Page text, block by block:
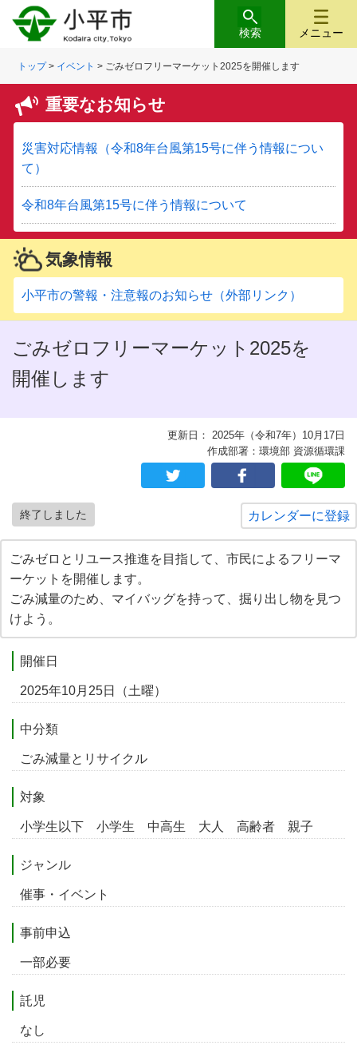
メニュー
検索
トップ> イベント > ごみゼロフリーマーケット2025を開催します
重要なお知らせ
災害対応情報（令和8年台風第15号に伴う情報につい
て）
令和8年台風第15号に伴う情報について
気象情報
小平市の警報・注意報のお知らせ（外部リンク）
ごみゼロフリーマーケット2025を
開催します
更新日： 2025年（令和7年）10月17日
作成部署：環境部 資源循環課
カレンダーに登録
終了しました
ごみゼロとリユース推進を目指して、市民によるフリーマ
ーケットを開催します。
ごみ減量のため、マイバッグを持って、掘り出し物を見つ
けよう。
開催日
2025年10月25日（土曜）
中分類
ごみ減量とリサイクル
対象
小学生以下 小学生 中高生 大人 高齢者 親子
ジャンル
催事・イベント
事前申込
一部必要
託児
なし